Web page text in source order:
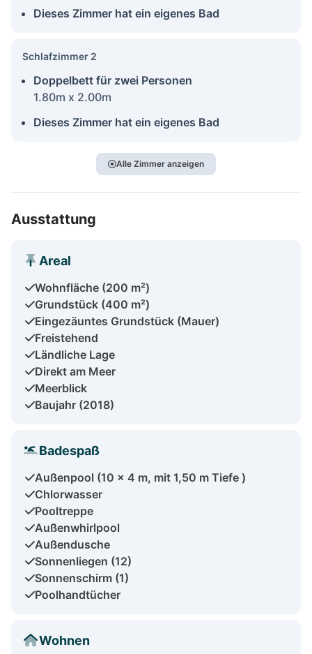
Dieses Zimmer hat ein eigenes Bad
Schlafzimmer 2
Doppelbett für zwei Personen
1.80m x 2.00m
Dieses Zimmer hat ein eigenes Bad
Alle Zimmer anzeigen
Ausstattung
Areal
Wohnfläche (200 m²)
Grundstück (400 m²)
Eingezäuntes Grundstück (Mauer)
Freistehend
Ländliche Lage
Direkt am Meer
Meerblick
Baujahr (2018)
Badespaß
Außenpool (10 x 4 m, mit 1,50 m Tiefe )
Chlorwasser
Pooltreppe
Außenwhirlpool
Außendusche
Sonnenliegen (12)
Sonnenschirm (1)
Poolhandtücher
Wohnen